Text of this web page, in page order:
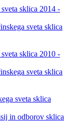
sklica 2014 -
sveta sklica
sklica 2010 -
sveta sklica
sveta sklica
in odborov sklica